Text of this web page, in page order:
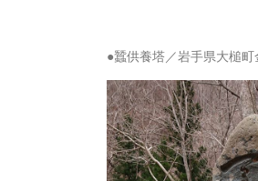
●蠶供養塔／岩手県大槌